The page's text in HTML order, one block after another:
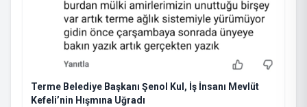
Terme Belediye Başkanı Şenol Kul, İş İnsanı Mevlüt
Kefeli’nin Hışmına Uğradı